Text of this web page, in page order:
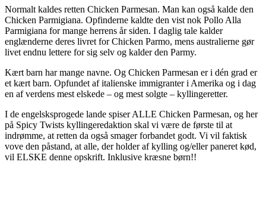
Normalt kaldes retten Chicken Parmesan. Man kan også kalde den
Chicken Parmigiana. Opfinderne kaldte den vist nok Pollo Alla
Parmigiana for mange herrens år siden. I daglig tale kalder
englænderne deres livret for Chicken Parmo, mens australierne gør
livet endnu lettere for sig selv og kalder den Parmy.
Kært barn har mange navne. Og Chicken Parmesan er i dén grad er
et kært barn. Opfundet af italienske immigranter i Amerika og i dag
en af verdens mest elskede – og mest solgte – kyllingeretter.
I de engelsksprogede lande spiser ALLE Chicken Parmesan, og her
på Spicy Twists kyllingeredaktion skal vi være de første til at
indrømme, at retten da også smager forbandet godt. Vi vil faktisk
vove den påstand, at alle, der holder af kylling og/eller paneret kød,
vil ELSKE denne opskrift. Inklusive kræsne børn!!